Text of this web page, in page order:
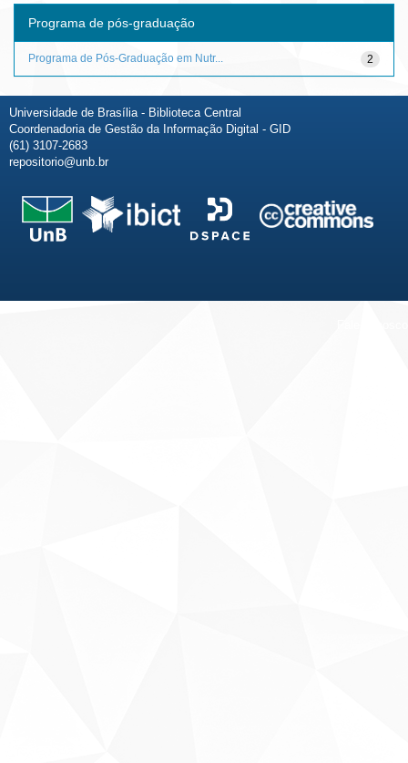
Programa de pós-graduação
2
Programa de Pós-Graduação em Nutr...
Universidade de Brasília - Biblioteca Central
Coordenadoria de Gestão da Informação Digital - GID
(61) 3107-2683
repositorio@unb.br